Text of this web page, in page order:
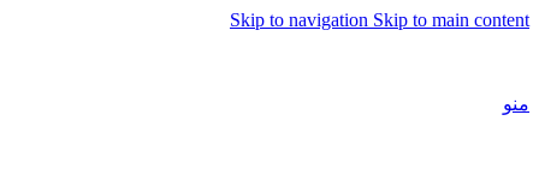
Skip to navigation Skip to main content
منو